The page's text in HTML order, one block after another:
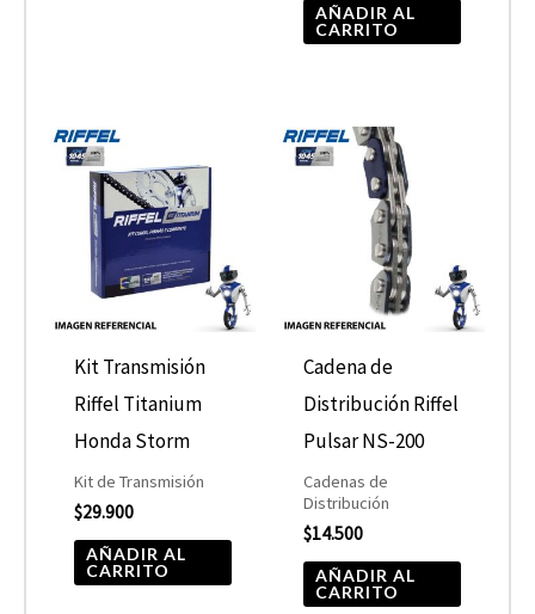
AÑADIR AL
CARRITO
Kit Transmisión
Riffel Titanium
Honda Storm
Kit de Transmisión
$29.900
AÑADIR AL
CARRITO
Cadena de
Distribución Riffel
Pulsar NS-200
Cadenas de
Distribución
$14.500
AÑADIR AL
CARRITO